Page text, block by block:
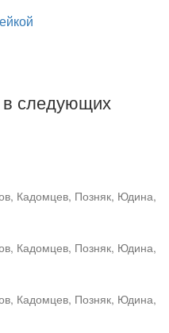
в следующих
Кадомцев, Позняк, Юдина,
Кадомцев, Позняк, Юдина,
Кадомцев, Позняк, Юдина,